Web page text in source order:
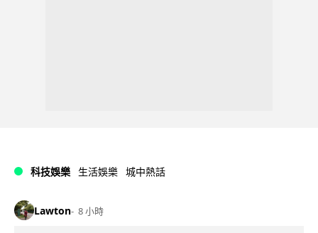
科技娛樂 生活娛樂 城中熱話
Lawton 8 小時